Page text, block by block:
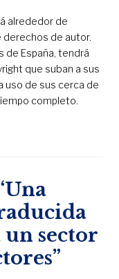
alrededor de
de autor.
de España, tendrá
que suban a sus
uso de sus cerca de
completo.
un sector